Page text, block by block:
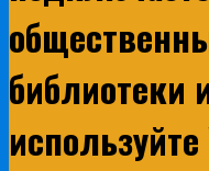
библиотеки
используйте